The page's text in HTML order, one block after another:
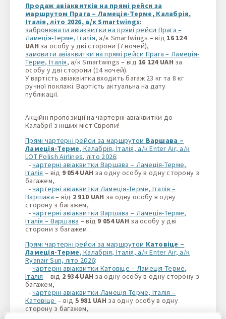
Продаж авіаквитків на прямі рейси за
маршрутом Прага – Ламеція-Терме, Калабрія,
Італія, літо 2026, а/к Smartwings:
забронювати авіаквитки на прямі рейси Прага –
Ламеція-Терме, Італія, а/к Smartwings – від 16 124
UAH за особу у дві сторони (7 ночей),
замовити авіаквитки на прямі рейси Прага – Ламеція-
Терме, Італія, а/к Smartwings – від 16 124 UAH за
особу у дві сторони (14 ночей).
У вартість авіаквитка входить багаж 23 кг та 8 кг
ручної поклажі. Вартість актуальна на дату
публікації.
Акційні пропозиції на чартерні авіаквитки до
Калабрії з інших міст Європи!
Прямі чартерні рейси за маршрутом Варшава –
Ламеція-Терме, Калабрія, Італія, а/к Enter Air, а/к
LOT Polish Airlines, літо 2026:
-чартерні авіаквитки Варшава – Ламеція-Терме,
Італія – від 9 054 UAH за одну особу в одну сторону з
багажем,
-чартерні авіаквитки Ламеція-Терме, Італія –
Варшава – від 2 910 UAH за одну особу в одну
сторону з багажем,
-чартерні авіаквитки Варшава – Ламеція-Терме,
Італія – Варшава – від 9 054 UAH за особу у дві
сторони з багажем.
Прямі чартерні рейси за маршрутом Катовіце –
Ламеція-Терме, Калабрія, Італія, а/к Enter Air, а/к
Ryanair Sun, літо 2026:
-чартерні авіаквитки Катовіце – Ламеція-Терме,
Італія – від 2 934 UAH за одну особу в одну сторону з
багажем,
-чартерні авіаквитки Ламеція-Терме, Італія –
Катовіце – від 5 981 UAH за одну особу в одну
сторону з багажем,